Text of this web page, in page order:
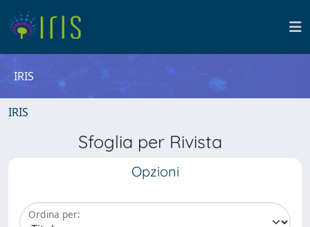
IRIS
IRIS
Sfoglia per Rivista
Opzioni
Ordina per: